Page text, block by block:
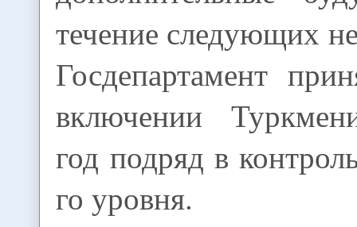
течение следующих
Госдепартамент
включении
год подряд в
го уровня.